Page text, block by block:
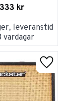
kr
leveranstid
vardagar